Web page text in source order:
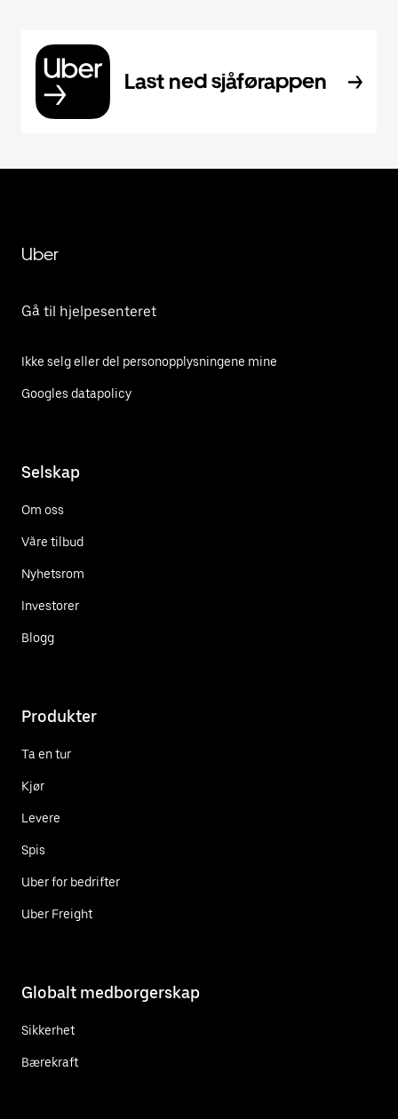
Last ned sjåførappen
Uber
Gå til hjelpesenteret
Ikke selg eller del personopplysningene mine
Googles datapolicy
Selskap
Om oss
Våre tilbud
Nyhetsrom
Investorer
Blogg
Produkter
Ta en tur
Kjør
Levere
Spis
Uber for bedrifter
Uber Freight
Globalt medborgerskap
Sikkerhet
Bærekraft